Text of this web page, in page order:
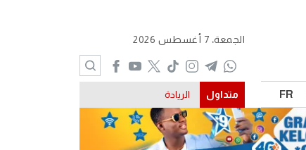
FR
الجمعة، 7 أغسطس 2026
متداول الريادة